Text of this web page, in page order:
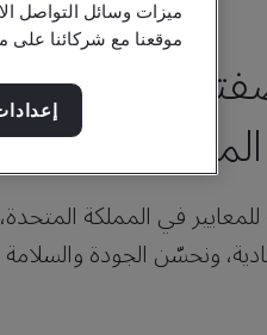
الهيئة
في المملكة
ونحسّن الجودة
ميزات وسائل التواصل
موقعنا مع شركائنا على